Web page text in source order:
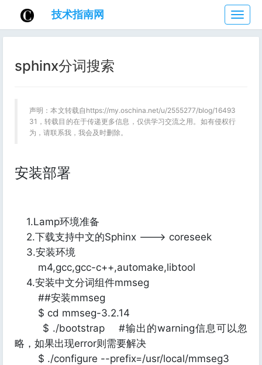
技
术
指
技术指南网
sphinx分词搜索
声明：本文转载自https://my.oschina.net/u/2555277/blog/16493
31，转载目的在于传递更多信息，仅供学习交流之用。如有侵权行
为，请联系我，我会及时删除。
安装部署
1.Lamp环境准备
2.下载支持中文的Sphinx ---> coreseek
3.安装环境
m4,gcc,gcc-c++,automake,libtool
4.安装中文分词组件mmseg
##安装mmseg
$ cd mmseg-3.2.14
$ ./bootstrap #输出的warning信息可以忽
略，如果出现error则需要解决
$ ./configure --prefix=/usr/local/mmseg3